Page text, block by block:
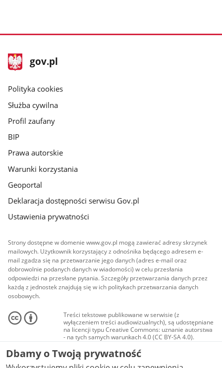
stopka
gov.pl
Strona
gov.pl
gov.pl
Polityka cookies
Służba cywilna
Profil zaufany
BIP
Prawa autorskie
Warunki korzystania
Geoportal
Deklaracja dostępności serwisu Gov.pl
Ustawienia prywatności
Strony dostępne w domenie www.gov.pl mogą zawierać adresy skrzynek
mailowych. Użytkownik korzystający z odnośnika będącego adresem e-
mail zgadza się na przetwarzanie jego danych (adres e-mail oraz
dobrowolnie podanych danych w wiadomości) w celu przesłania
odpowiedzi na przesłane pytania. Szczegóły przetwarzania danych przez
każdą z jednostek znajdują się w ich politykach przetwarzania danych
osobowych.
Treści tekstowe publikowane w serwisie (z
wyłączeniem treści audiowizualnych), są udostępniane
na licencji typu Creative Commons: uznanie autorstwa
- na tych samych warunkach 4.0 (CC BY-SA 4.0).
Materiały audiowizualne, w tym zdjęcia, materiały
audio i wideo, są udostępniane na licencji typu
Creative Commons: uznanie autorstwa użycie
Dbamy o Twoją prywatność